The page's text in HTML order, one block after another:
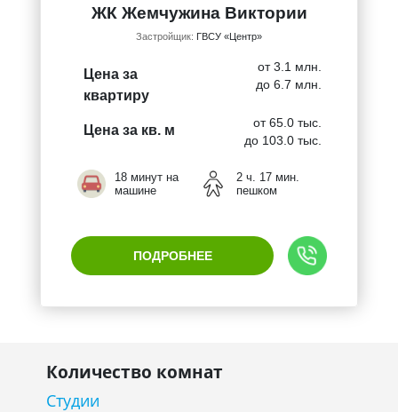
ЖК Жемчужина Виктории
Застройщик: ГВСУ «Центр»
Цена за
квартиру
от 3.1 млн.
до 6.7 млн.
Цена за кв. м
от 65.0 тыс.
до 103.0 тыс.
18 минут на
машине
2 ч. 17 мин.
пешком
ПОДРОБНЕЕ
Количество комнат
Студии